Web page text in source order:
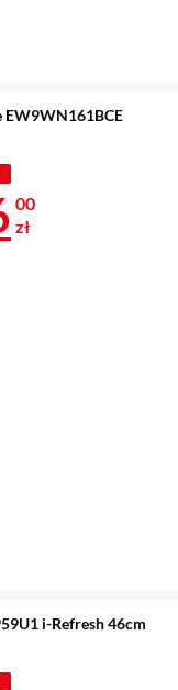
EW9WN161BCE
396 zł
00
zł
i-Refresh 46cm